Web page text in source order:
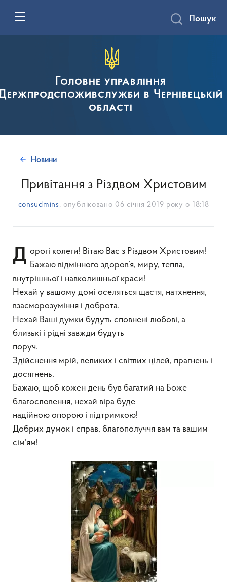
Головне управління
в Чернівецькій
області
Пошук
Новини
Привітання з Різдвом Христовим
consudmins , опубліковано 06 січня 2019 року о 18:18
Дорогі колеги! Вітаю Вас з Різдвом Христовим!
Бажаю відмінного здоров’я, миру, тепла,
внутрішньої і навколишньої краси!
Нехай у вашому домі оселяться щастя, натхнення,
взаєморозуміння і доброта.
Нехай Ваші думки будуть сповнені любові, а
близькі і рідні завжди будуть
поруч.
Здійснення мрій, великих і світлих цілей, прагнень і
досягнень.
Бажаю, щоб кожен день був багатий на Боже
благословення, нехай віра буде
надійною опорою і підтримкою!
Добрих думок і справ, благополуччя вам та вашим
сім’ям!